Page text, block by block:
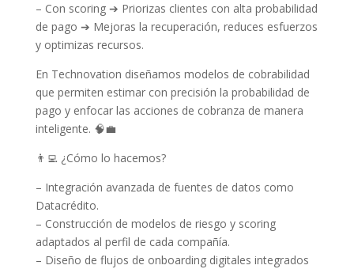
– Con scoring ➔ Priorizas clientes con alta probabilidad
de pago ➔ Mejoras la recuperación, reduces esfuerzos
y optimizas recursos.
En Technovation diseñamos modelos de cobrabilidad
que permiten estimar con precisión la probabilidad de
pago y enfocar las acciones de cobranza de manera
inteligente. 🧠💼
👨‍💻 ¿Cómo lo hacemos?
– Integración avanzada de fuentes de datos como
Datacrédito.
– Construcción de modelos de riesgo y scoring
adaptados al perfil de cada compañía.
– Diseño de flujos de onboarding digitales integrados